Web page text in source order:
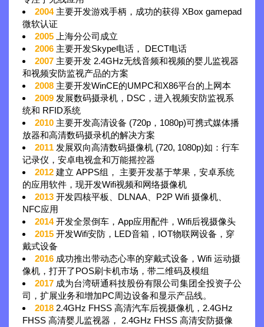
2004 主要开发游戏手柄，成功的获得 XBox gamepad
微软认证
2005 上海分公司成立
2006 主要开发Skype电话， DECT电话
2007 主要开发 2.4GHz无线音频和视频的婴儿监视器
和视频安防监视产品的方案
2008 主要开发WinCE的UMPC和X86平台的上网本
2009 发展数码摄录机，DSC，进入视频安防监视系
统和 RFID系统
2010 主要开发高清设备 (720p，1080p)可携式媒体播
放器和高清数码摄录机的解决方案
2011 发展双向高清数码摄像机 (720, 1080p)如：行车
记录仪，安卓电视盒和万能摇控器
2012 建立 APPS组， 主要开发基于苹果，安卓系统
的应用软件，现开发Wifi视频和网络摄像机
2013 开发四核平板、DLNAA、P2P Wifi 摄像机、
NFC应用
2014 开发全景倒车，App应用配件，Wifi后视摄像头
2015 开发Wifi安防，LED音箱，IOT物联网设备，穿
戴式设备
2016 成功推出带动态心率的穿戴式设备，Wifi 运动摄
像机，打开了POS刷卡机市场，带二维码及模组
2017 成为台湾研通科技股份有限公司集团全投资子公
司，扩展业务和增加PC周边设备和显示产品线。
2018 2.4GHz FHSS 高清汽车后视摄像机，2.4GHz
FHSS 高清婴儿监视器， 2.4GHz FHSS 高清安防摄像